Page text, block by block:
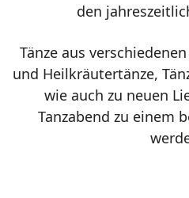
den
Tänze aus
und Heilkräutertänze,
wie auch zu neuen
Tanzabend zu einem